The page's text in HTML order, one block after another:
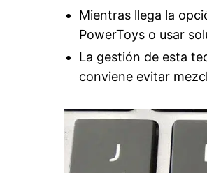
Mientras llega la
PowerToys o usar
La gestión de esta
conviene evitar